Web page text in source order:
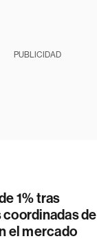
PUBLICIDAD
1% tras
de
el mercado